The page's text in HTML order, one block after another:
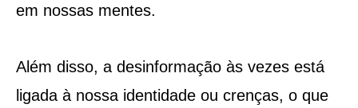
em nossas mentes.
Além disso, a desinformação às vezes está
ligada à nossa identidade ou crenças, o que